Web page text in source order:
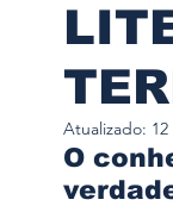
Estrutura
Atualizado:
O